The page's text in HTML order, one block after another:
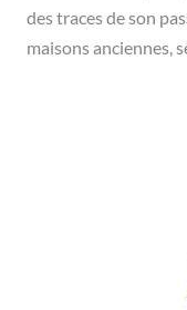
des traces de son
maisons anciennes,